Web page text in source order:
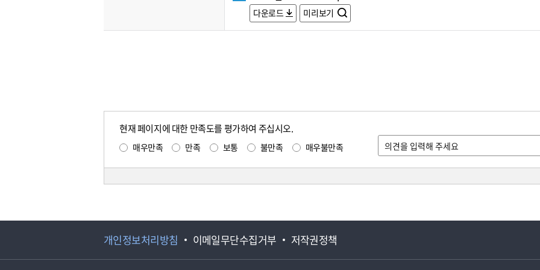
다운로드 미리보기
현재 페이지에 대한 만족도를 평가하여 주십시오.
매우만족 만족 보통 불만족 매우불만족
개인정보처리방침 이메일무단수집거부 저작권정책